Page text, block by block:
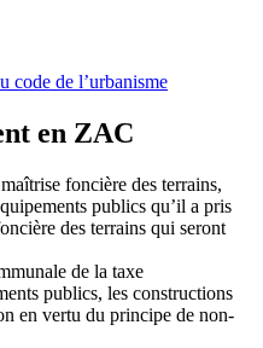
code de l’urbanisme
en ZAC
foncière des terrains,
publics qu’il a pris
des terrains qui seront
de la taxe
publics, les constructions
en vertu du principe de non-